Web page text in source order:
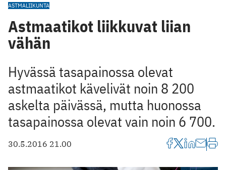
ASTMALIIKUNTA
Astmaatikot liikkuvat liian
vähän
Hyvässä tasapainossa olevat
astmaatikot kävelivät noin 8 200
askelta päivässä, mutta huonossa
tasapainossa olevat vain noin 6 700.
30.5.2016 21.00